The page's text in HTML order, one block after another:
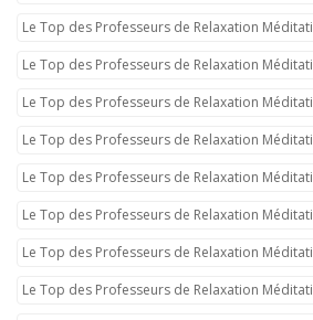
Le Top des Professeurs de Relaxation
Le Top des Professeurs de Relaxation
Le Top des Professeurs de Relaxation
Le Top des Professeurs de Relaxation
Le Top des Professeurs de Relaxation
Le Top des Professeurs de Relaxation
Le Top des Professeurs de Relaxation
Le Top des Professeurs de Relaxation